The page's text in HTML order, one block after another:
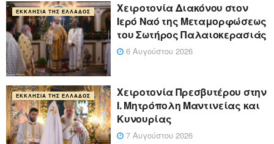
ΕΚΚΛΗΣΊΑ ΤΗΣ ΕΛΛΆΔΟΣ
Χειροτονία Διακόνου στον
Ιερό Ναό της Μεταμορφώσεως
του Σωτήρος Παλαιοκερασιάς
6 Αυγούστου 2026
ΕΚΚΛΗΣΊΑ ΤΗΣ ΕΛΛΆΔΟΣ
Xειροτονία Πρεσβυτέρου στην
Ι. Μητρόπολη Μαντινείας και
Κυνουρίας
7 Αυγούστου 2026